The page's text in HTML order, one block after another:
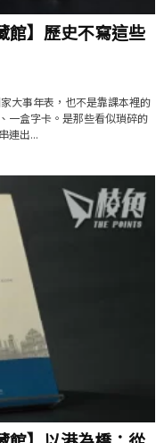
館】歷史不寫這些
大事年表，也不是靠課本裡的
一盒字卡。是那些看似瑣碎的
連出...